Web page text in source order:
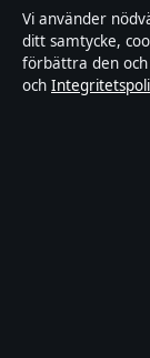
Fokus Sverige
fokus på
artikel har en
Vi använder
ditt samtycke,
förbättra den
och